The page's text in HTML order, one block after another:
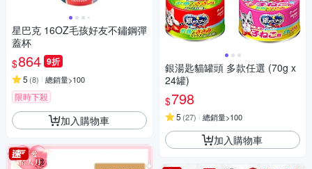
星巴克 16OZ毛孩好友不鏽鋼彈
蓋杯
$864 9折
5 (8) 總銷量>100
限時下殺
加入購物車
銀湯匙貓罐頭 多款任選 (70g x
24罐)
$798
5 (27) 總銷量>100
加入購物車